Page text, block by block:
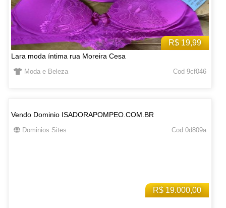
R$ 19,99
Lara moda íntima rua Moreira Cesa
Moda e Beleza Cod 9cf046
R$ 19.000,00
Vendo Dominio ISADORAPOMPEO.COM.BR
Dominios Sites Cod 0d809a